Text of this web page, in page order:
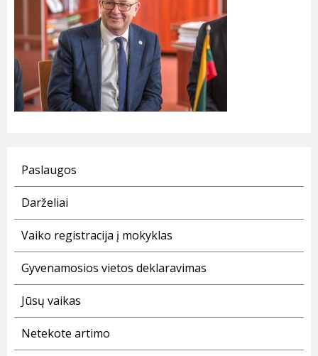
Paslaugos
Darželiai
Vaiko registracija į mokyklas
Gyvenamosios vietos deklaravimas
Jūsų vaikas
Netekote artimo